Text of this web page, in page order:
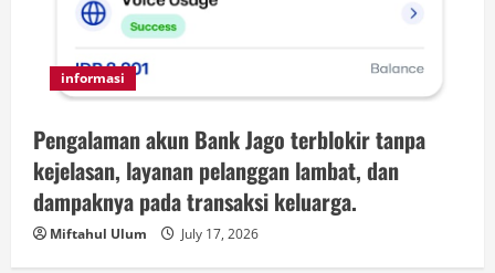
informasi
Pengalaman akun Bank Jago terblokir tanpa
kejelasan, layanan pelanggan lambat, dan
dampaknya pada transaksi keluarga.
Miftahul Ulum July 17, 2026